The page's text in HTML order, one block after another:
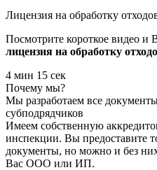
Лицензия на обработку
Посмотрите короткое видео и
лицензия на обработку
4 мин 15 сек
Почему мы?
Мы разработаем все
субподрядчиков
Имеем собственную
инспекции. Вы предоставите
документы, но можно и без
Вас ООО или ИП.